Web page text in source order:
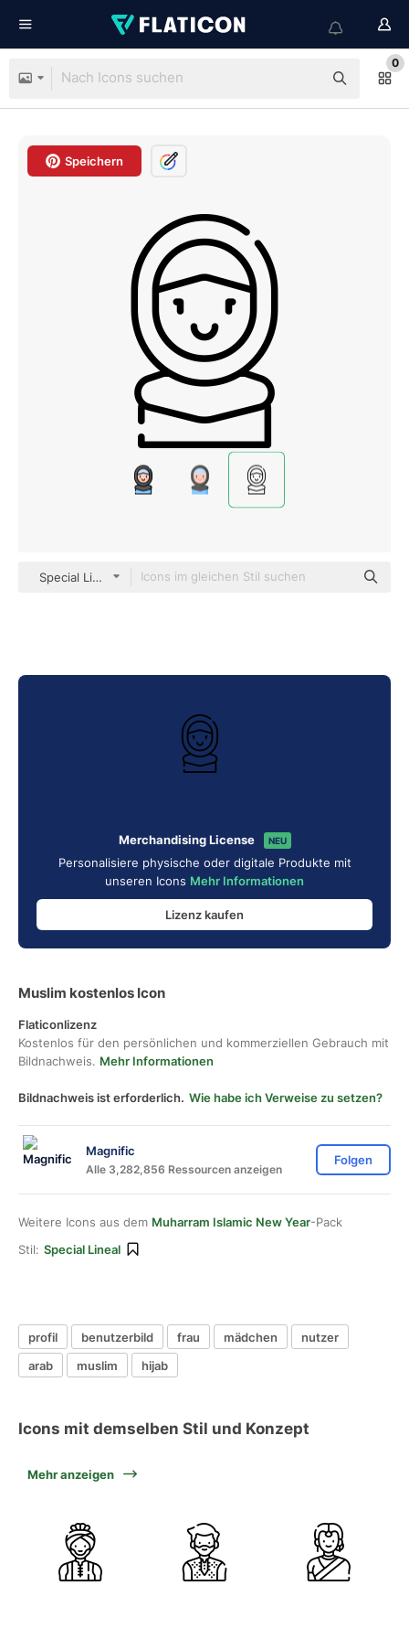
0
Speichern
Special Lineal
Merchandising License NEU
Personalisiere physische oder digitale Produkte mit
unseren Icons Mehr Informationen
Lizenz kaufen
Muslim kostenlos Icon
Flaticonlizenz
Kostenlos für den persönlichen und kommerziellen Gebrauch mit
Bildnachweis. Mehr Informationen
Bildnachweis ist erforderlich. Wie habe ich Verweise zu setzen?
Magnific
Alle 3,282,856 Ressourcen anzeigen
Folgen
Weitere Icons aus dem Muharram Islamic New Year-Pack
Stil: Special Lineal
profil benutzerbild frau mädchen
nutzer
arab
muslim hijab
Icons mit demselben Stil und Konzept
Mehr anzeigen